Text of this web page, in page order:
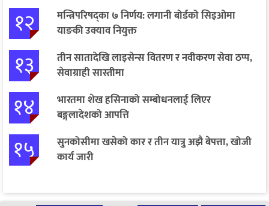
१२
मन्त्रिपरिषद्का ७ निर्णय: लगानी बोर्डको सिइओमा
याङकी उक्याव नियुक्त
१३
तीन सातादेखि लाइसेन्स वितरण र नवीकरण सेवा ठप्प,
सेवाग्राही सास्तीमा
१४
भारतमा शेख हसिनाको सम्बोधनलाई लिएर
बङ्गलादेशको आपत्ति
१५
सुनकोसीमा खसेको कार र तीन यात्रु अझै बेपत्ता, खोजी
कार्य जारी